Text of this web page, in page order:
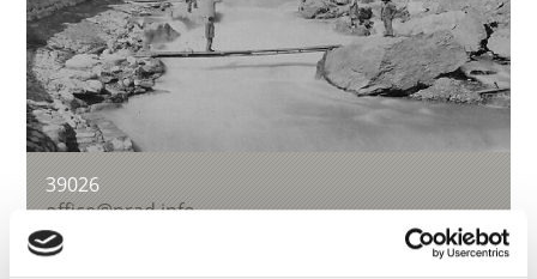
39026
office@prad.info
www.prad.info
T